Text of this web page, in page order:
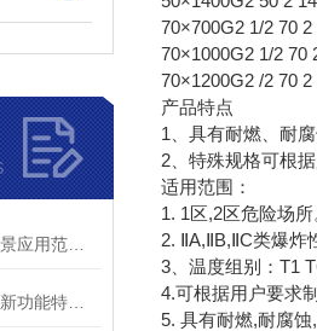
70×700G2 1/2 70 2
70×1000G2 1/2 70
70×1200G2 /2 70 2
产品特点
1、具有耐燃、耐
2、特殊规格可根
适用范围：
1. 1区,2区危险场
2. ⅡA,ⅡB,ⅡC类爆炸
3、温度组别：T1
4.可根据用户要求
5. 具有耐燃,耐腐